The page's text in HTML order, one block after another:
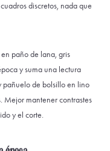
discretos, nada que
paño de lana, gris
y suma una lectura
pañuelo de bolsillo en lino
Mejor mantener contrastes
y el corte.